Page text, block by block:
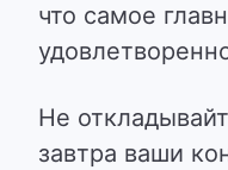
что самое
Не
завтра ваши